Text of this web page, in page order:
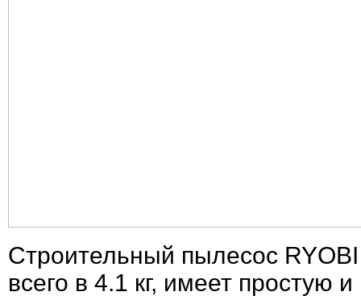
Строительный пылесос
всего в 4.1 кг, имеет простую